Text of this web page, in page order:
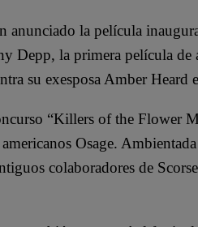
anunciado la película
Depp, la primera película de
su exesposa Amber Heard
“Killers of the Flower
Osage.
colaboradores de